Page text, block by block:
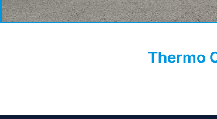
Thermo